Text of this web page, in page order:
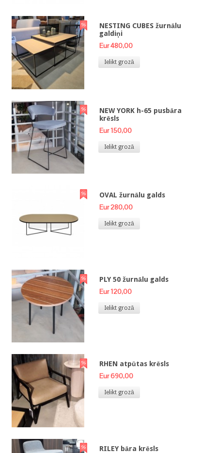
NESTING CUBES žurnālu
galdiņi
Eur 480,00
Ielikt grozā
NEW YORK h-65 pusbāra
krēsls
Eur 150,00
Ielikt grozā
OVAL žurnālu galds
Eur 280,00
Ielikt grozā
PLY 50 žurnālu galds
Eur 120,00
Ielikt grozā
RHEN atpūtas krēsls
Eur 690,00
Ielikt grozā
RILEY bāra krēsls